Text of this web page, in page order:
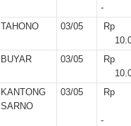
-
TAHONO 03/05
BUYAR 03/05
KANTONG
SARNO
03/05
-